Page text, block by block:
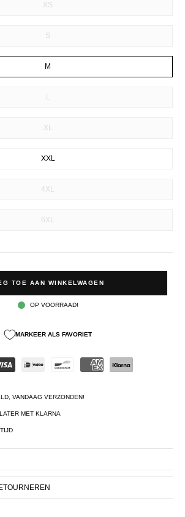
XS
S
M
L
XL
XXL
4XL
6XL
TOE AAN WINKELWAGEN
OP VOORRAAD!
MARKEER ALS FAVORIET
VANDAAG VERZONDEN!
MET KLARNA